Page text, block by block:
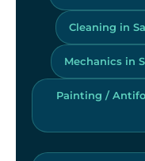
Cleaning in
Mechanics in
Painting /